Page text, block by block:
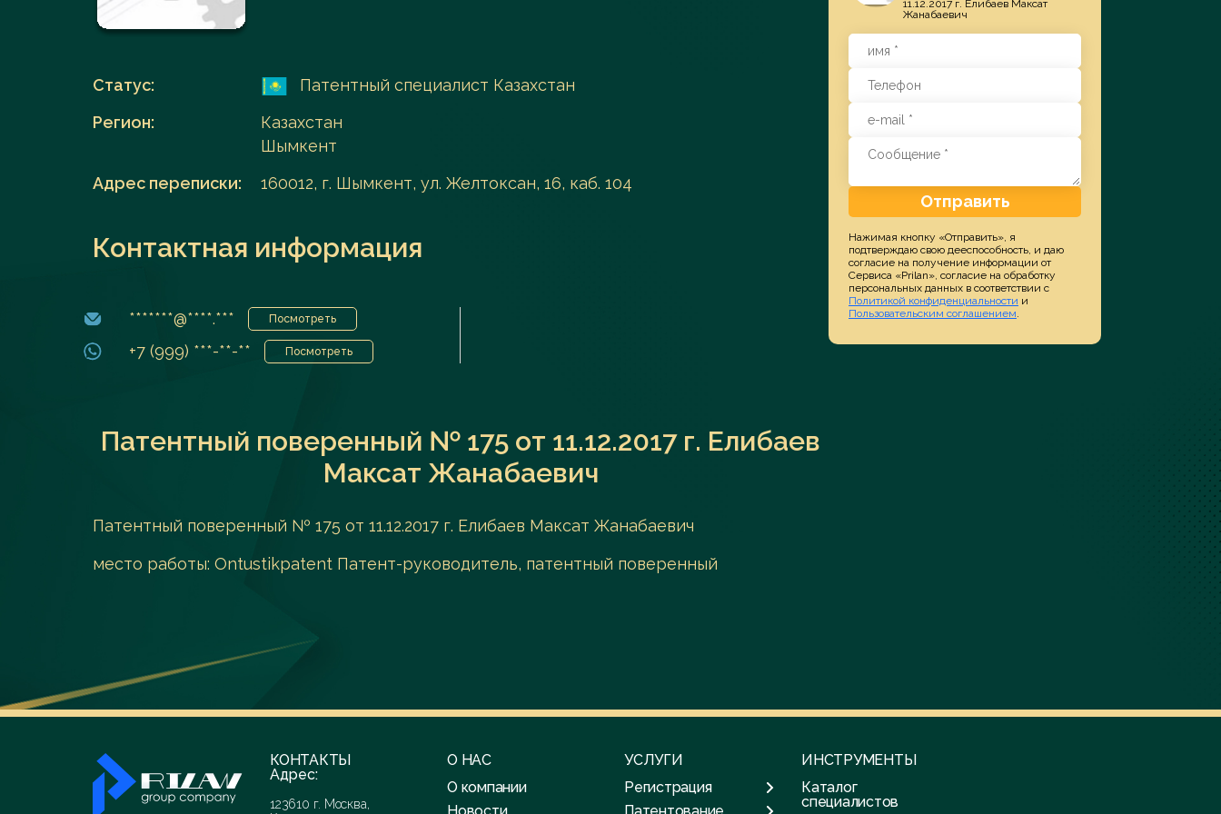
Заказать услугу
Перейти в каталог
Статус:
Патентный специалист Казахстан
Регион:
Казахстан
Шымкент
Адрес переписки:
160012, г. Шымкент, ул. Желтоксан, 16, каб. 104
Контактная информация
*******@****.*** Посмотреть
+7 (999) ***-**-** Посмотреть
Патентный поверенный № 175 от 11.12.2017 г. Елибаев
Максат Жанабаевич
Патентный поверенный № 175 от 11.12.2017 г. Елибаев Максат Жанабаевич
место работы: Оntustikpatent Патент-руководитель, патентный поверенный
11.12.2017 г. Елибаев Максат
Жанабаевич
Отправить
Нажимая кнопку «Отправить», я
подтверждаю свою дееспособность, и даю
согласие на получение информации от
Сервиса «Prilan», согласие на обработку
персональных данных в соответствии с
Политикой конфиденциальности и
Пользовательским соглашением.
КОНТАКТЫ
Адрес:
123610 г. Москва,
О НАС
О компании
УСЛУГИ
Регистрация
ИНСТРУМЕНТЫ
Каталог
специалистов